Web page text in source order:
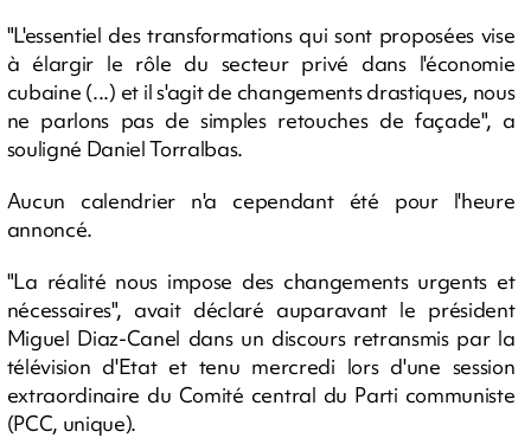
"L'essentiel des transformations qui sont proposées vise
à élargir le rôle du secteur privé dans l'économie
cubaine (...) et il s'agit de changements drastiques, nous
ne parlons pas de simples retouches de façade", a
souligné Daniel Torralbas.
Aucun calendrier n'a cependant été pour l'heure
annoncé.
"La réalité nous impose des changements urgents et
nécessaires", avait déclaré auparavant le président
Miguel Diaz-Canel dans un discours retransmis par la
télévision d'Etat et tenu mercredi lors d'une session
extraordinaire du Comité central du Parti communiste
(PCC, unique).